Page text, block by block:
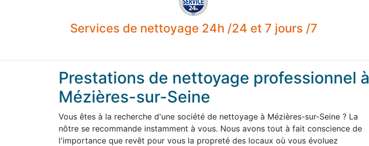
Services de nettoyage 24h /24 et 7 jours /7
Prestations de nettoyage professionnel à
Mézières-sur-Seine
Vous êtes à la recherche d'une société de nettoyage à Mézières-sur-Seine ? La
nôtre se recommande instamment à vous. Nous avons tout à fait conscience de
l'importance que revêt pour vous la propreté des locaux où vous évoluez